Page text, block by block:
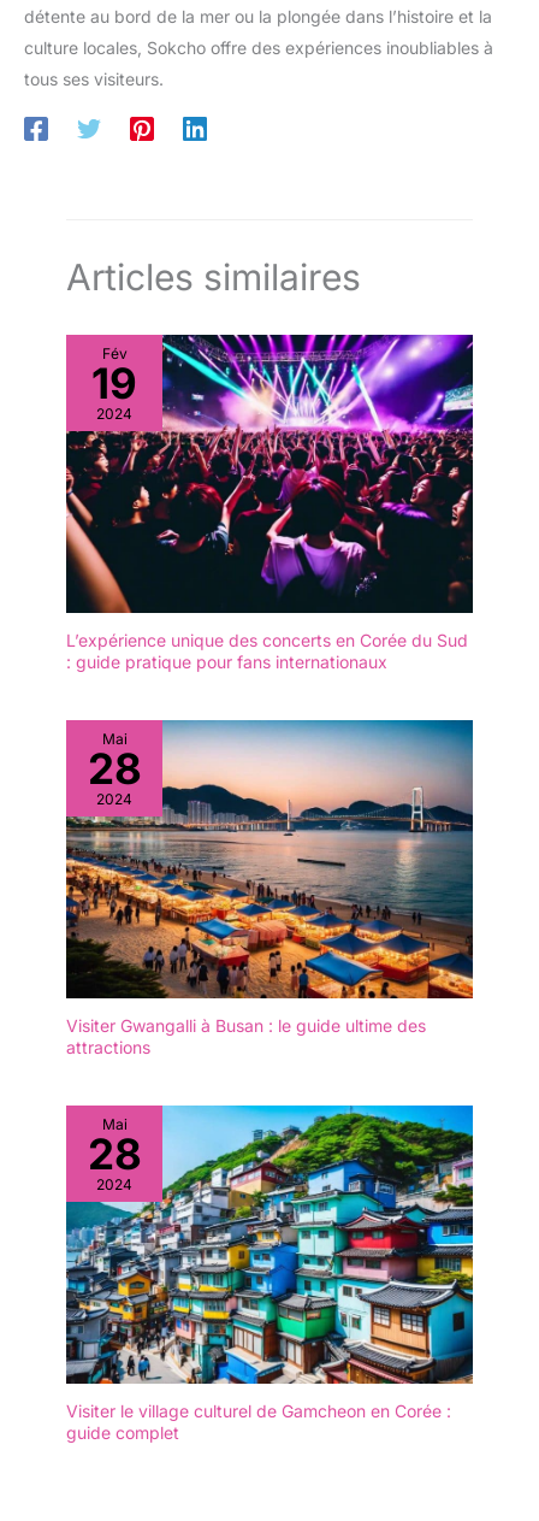
détente au bord de la mer ou la plongée dans l’histoire et la
culture locales, Sokcho offre des expériences inoubliables à
tous ses visiteurs.
Articles similaires
Fév
19
2024
L’expérience unique des concerts en Corée du Sud
: guide pratique pour fans internationaux
Mai
28
2024
Visiter Gwangalli à Busan : le guide ultime des
attractions
Mai
28
2024
Visiter le village culturel de Gamcheon en Corée :
guide complet